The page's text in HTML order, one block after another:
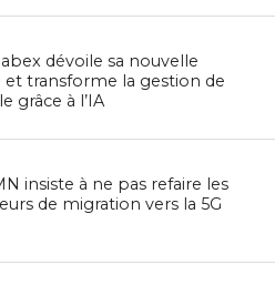
dévoile sa nouvelle
transforme la gestion de
grâce à l’IA
insiste à ne pas refaire les
de migration vers la 5G